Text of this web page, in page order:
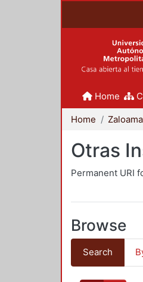
Home
Home
Otras
Permanent URI
Browse
Search